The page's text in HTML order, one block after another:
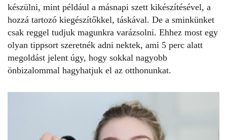
készülni, mint például a másnapi szett kikészítésével, a
hozzá tartozó kiegészítőkkel, táskával. De a sminkünket
csak reggel tudjuk magunkra varázsolni. Ehhez most egy
olyan tippsort szeretnék adni nektek, ami 5 perc alatt
megoldást jelent úgy, hogy sokkal nagyobb
önbizalommal hagyhatjuk el az otthonunkat.